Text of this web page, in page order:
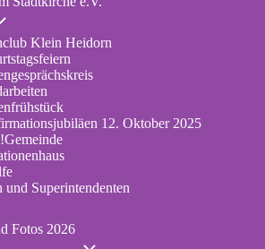
tab)
Klein Heidorn
12. Oktober 2025
new
und Superintendenten
Fotos 2026
Unternavigation